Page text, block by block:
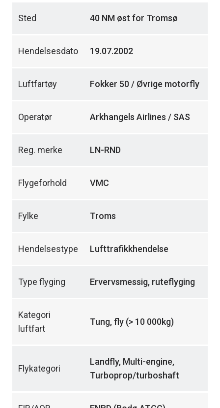
Sted 40 NM øst for Tromsø
Hendelsesdato 19.07.2002
Luftfartøy Fokker 50 / Øvrige motorfly
Operatør Arkhangels Airlines / SAS
Reg. merke LN-RND
Flygeforhold VMC
Fylke Troms
Hendelsestype Lufttrafikkhendelse
Type flyging Ervervsmessig, ruteflyging
Kategori
luftfart
Tung, fly (> 10 000kg)
Flykategori
Landfly, Multi-engine,
Turboprop/turboshaft